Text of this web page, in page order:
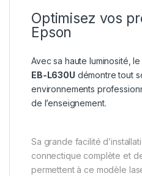
Optimisez vos
Epson
Avec sa haute luminosité, le
EB-L630U démontre tout
environnements
de l’enseignement.
Sa grande facilité
connectique complète et
permettent à ce modèle